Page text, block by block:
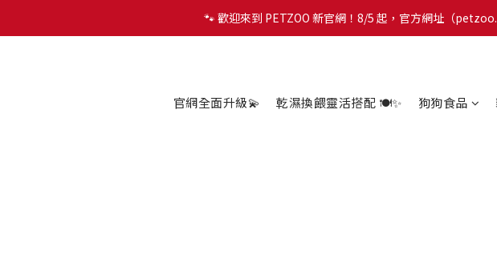
🐾 歡迎來到 PETZOO 新官網！8/5 起，官方網址（
🐾 歡迎來到 PETZOO 新官網！8/5 起，官方網址（
✨【新朋友見面禮】現在註
官網全面升級💫 乾濕換餵靈活搭配 🍽️✨ 狗狗食品